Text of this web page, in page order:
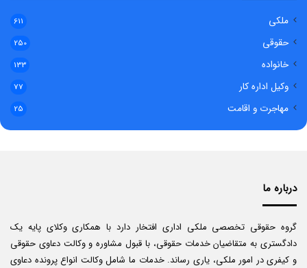
ملکی 611
حقوقی 250
خانواده 133
وکیل اداره کار 77
مهاجرت و اقامت 25
درباره ما
گروه حقوقی تخصصی ملکی اداری افتخار دارد با همکاری وکلای پایه یک
دادگستری به متقاضیان خدمات حقوقی، با قبول مشاوره و وکالت دعاوی حقوقی
و کیفری در امور ملکی، یاری رساند. خدمات ما شامل وکالت انواع پرونده دعاوی